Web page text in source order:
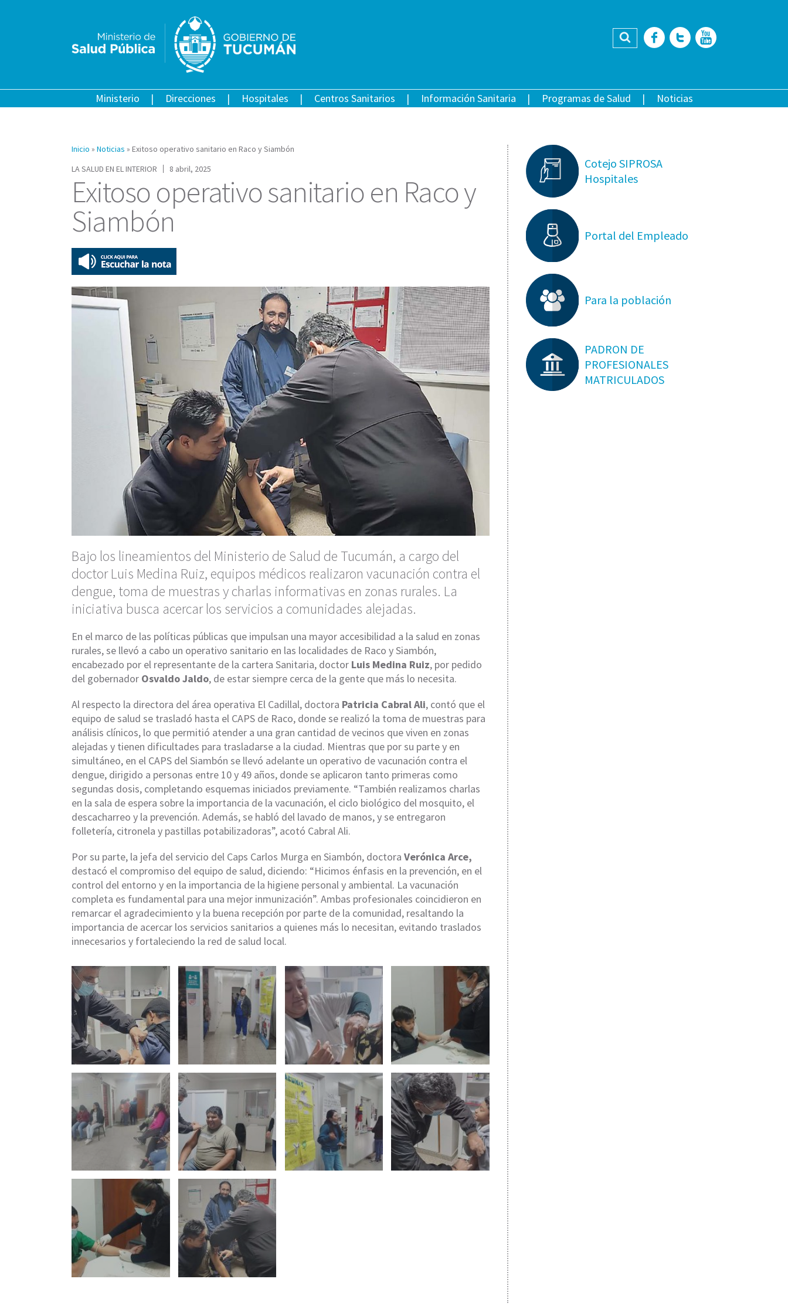
Buscar Facebook
Twitter
Ministerio Direcciones Hospitales Centros Sanitarios Información Sanitaria Programas de Salud Noticias
Inicio » Noticias » Exitoso operativo sanitario en Raco y Siambón
LA SALUD EN EL INTERIOR
8 abril, 2025
Exitoso operativo sanitario en Raco y
Siambón
Bajo los lineamientos del Ministerio de Salud de Tucumán, a cargo del
doctor Luis Medina Ruiz, equipos médicos realizaron vacunación contra el
dengue, toma de muestras y charlas informativas en zonas rurales. La
iniciativa busca acercar los servicios a comunidades alejadas.
En el marco de las políticas públicas que impulsan una mayor accesibilidad a la salud en zonas
rurales, se llevó a cabo un operativo sanitario en las localidades de Raco y Siambón,
encabezado por el representante de la cartera Sanitaria, doctor Luis Medina Ruiz, por pedido
del gobernador Osvaldo Jaldo, de estar siempre cerca de la gente que más lo necesita.
Al respecto la directora del área operativa El Cadillal, doctora Patricia Cabral Ali, contó que el
equipo de salud se trasladó hasta el CAPS de Raco, donde se realizó la toma de muestras para
análisis clínicos, lo que permitió atender a una gran cantidad de vecinos que viven en zonas
alejadas y tienen dificultades para trasladarse a la ciudad. Mientras que por su parte y en
simultáneo, en el CAPS del Siambón se llevó adelante un operativo de vacunación contra el
dengue, dirigido a personas entre 10 y 49 años, donde se aplicaron tanto primeras como
segundas dosis, completando esquemas iniciados previamente. “También realizamos charlas
en la sala de espera sobre la importancia de la vacunación, el ciclo biológico del mosquito, el
descacharreo y la prevención. Además, se habló del lavado de manos, y se entregaron
folletería, citronela y pastillas potabilizadoras”, acotó Cabral Ali.
Por su parte, la jefa del servicio del Caps Carlos Murga en Siambón, doctora Verónica Arce,
destacó el compromiso del equipo de salud, diciendo: “Hicimos énfasis en la prevención, en el
control del entorno y en la importancia de la higiene personal y ambiental. La vacunación
completa es fundamental para una mejor inmunización”. Ambas profesionales coincidieron en
remarcar el agradecimiento y la buena recepción por parte de la comunidad, resaltando la
importancia de acercar los servicios sanitarios a quienes más lo necesitan, evitando traslados
innecesarios y fortaleciendo la red de salud local.
Cotejo SIPROSA
Hospitales
Portal del Empleado
Para la población
PADRON DE
PROFESIONALES
MATRICULADOS